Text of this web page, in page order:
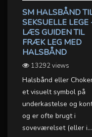
SM HALSBÅND
SEKSUELLE LEGE
LÆS GUIDEN TIL
FRÆK LEG MED
HALSBÅND
13292 views
Halsbånd eller
et visuelt symbol på
underkastelse og
og er ofte brugt i
soveværelset (eller i...